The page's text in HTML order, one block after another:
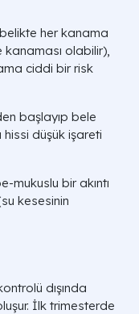
her kanama
kanaması olabilir),
ciddi bir risk
başlayıp bele
düşük işareti
mukuslu bir akıntı
kesesinin
dışında
İlk trimesterde